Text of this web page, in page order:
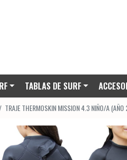
TABLAS DE SURF
TRAJE THERMOSKIN MISSION 4.3 NIÑO/A